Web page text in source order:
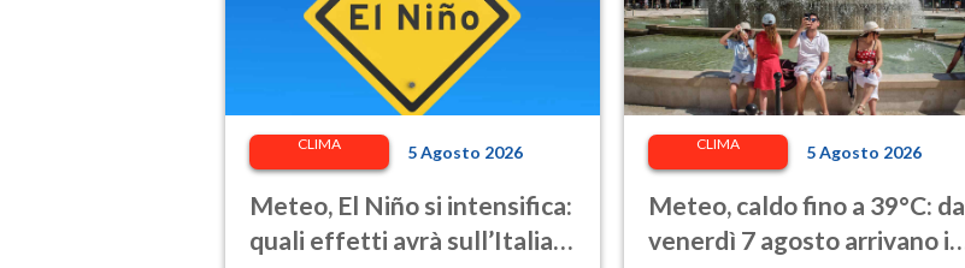
CLIMA 5 Agosto 2026
Meteo, El Niño si intensifica:
quali effetti avrà sull’Italia
CLIMA 5 Agosto 2026
Meteo, caldo fino a 39°C: da
venerdì 7 agosto arrivano i